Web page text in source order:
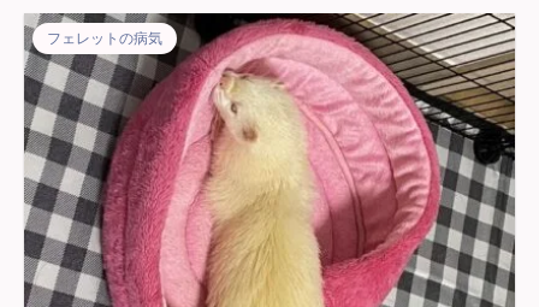
フェレットの病気